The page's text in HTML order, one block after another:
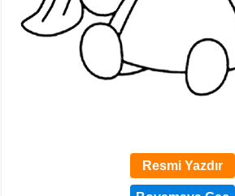
Resmi Yazdır